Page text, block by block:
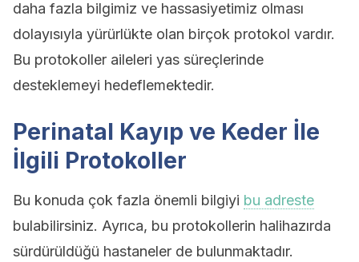
daha fazla bilgimiz ve hassasiyetimiz olması
dolayısıyla yürürlükte olan birçok protokol vardır.
Bu protokoller aileleri yas süreçlerinde
desteklemeyi hedeflemektedir.
Perinatal Kayıp ve Keder İle
İlgili Protokoller
Bu konuda çok fazla önemli bilgiyi bu adreste
bulabilirsiniz. Ayrıca, bu protokollerin halihazırda
sürdürüldüğü hastaneler de bulunmaktadır.